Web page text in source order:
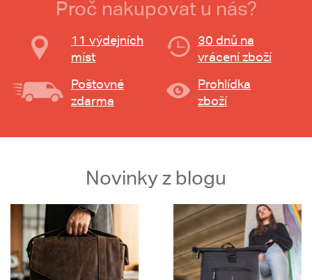
Proč nakupovat u nás?
11 výdejních
míst
30 dnů na
vrácení zboží
Poštovné
zdarma
Prohlídka
zboží
Novinky z blogu